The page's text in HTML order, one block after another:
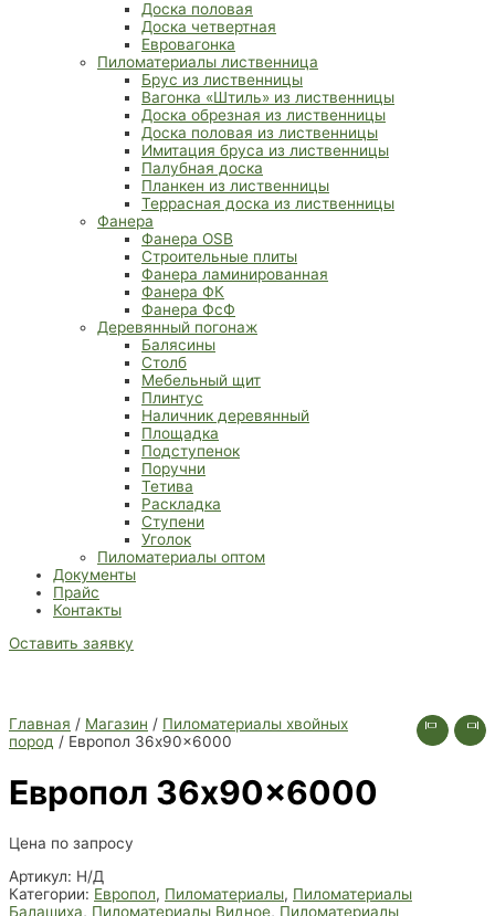
Доска половая
Доска четвертная
Евровагонка
Пиломатериалы лиственница
Брус из лиственницы
Вагонка «Штиль» из лиственницы
Доска обрезная из лиственницы
Доска половая из лиственницы
Имитация бруса из лиственницы
Палубная доска
Планкен из лиственницы
Террасная доска из лиственницы
Фанера
Фанера OSB
Строительные плиты
Фанера ламинированная
Фанера ФК
Фанера ФсФ
Деревянный погонаж
Балясины
Столб
Мебельный щит
Плинтус
Наличник деревянный
Площадка
Подступенок
Поручни
Тетива
Раскладка
Ступени
Уголок
Пиломатериалы оптом
Документы
Прайс
Контакты
Оставить заявку
Главная / Магазин / Пиломатериалы хвойных
пород / Европол 36x90x6000
Европол 36x90x6000
Цена по запросу
Артикул: Н/Д
Категории: Европол, Пиломатериалы, Пиломатериалы
Балашиха, Пиломатериалы Видное, Пиломатериалы